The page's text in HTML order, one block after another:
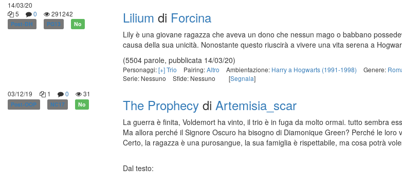
14/03/20
5
0 291242
Post-DH PG13 No Lilium di Forcina
Lily è una giovane ragazza che aveva un dono che nessun mago o babbano
causa della sua unicità. Nonostante questo riuscirà a vivere una vita serena a
(5504 parole, pubblicata 14/03/20)
Personaggi:[+] Trio Pairing:Altro Ambientazione: Harry a Hogwarts (1991-1998) Genere:
Serie: Nessuno
Sfide: Nessuno [Segnala]
03/12/19
1 0 31
Post-OOP NC17 No The Prophecy di Artemisia_scar
La guerra è finita, Voldemort ha vinto, il trio è in fuga da molto ormai. tutto sembra
Ma allora perché il Signore Oscuro ha bisogno di Diamonique Green? Perché le loro
Certo, la ragazza è una purosangue, la sua famiglia è rispettabile, ma cosa potrà
Dal testo: